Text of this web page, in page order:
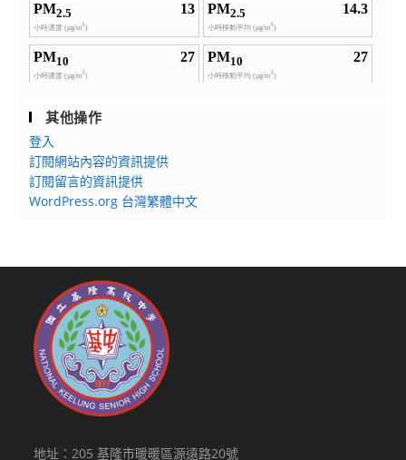
其他操作
登入
訂閱網站內容的資訊提供
訂閱留言的資訊提供
WordPress.org 台灣繁體中文
地址：205 基隆市暖暖區源遠路20號